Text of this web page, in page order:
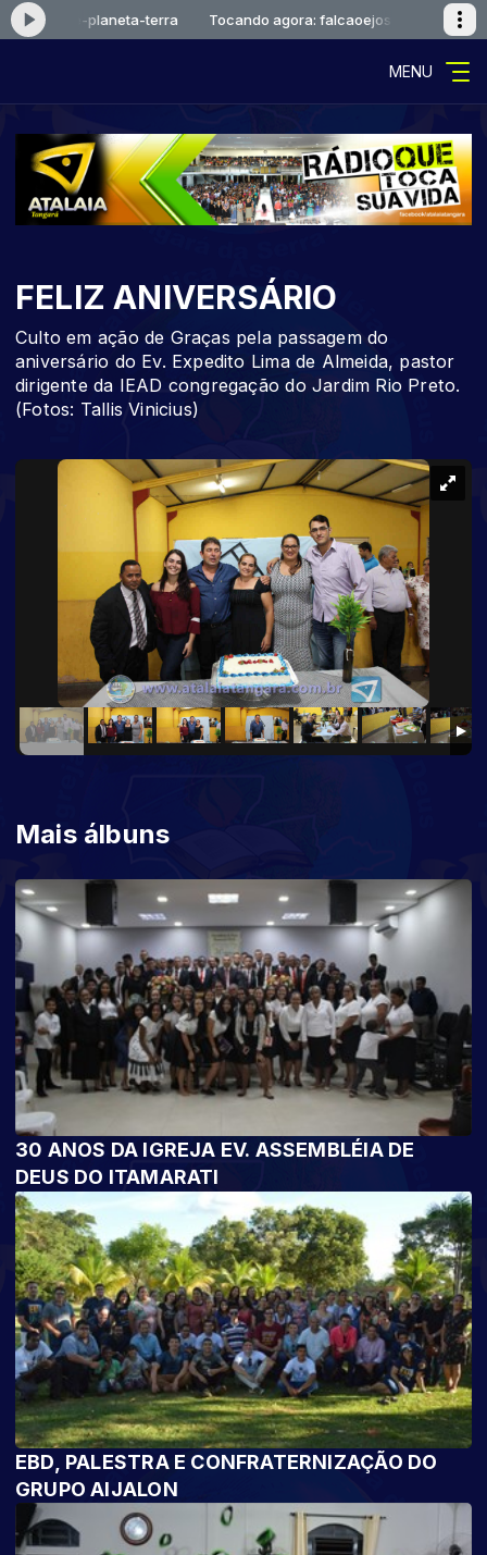
planeta-terra Tocando agora: falcaoejosue-planeta-
MENU
FELIZ ANIVERSÁRIO
Culto em ação de Graças pela passagem do
aniversário do Ev. Expedito Lima de Almeida, pastor
dirigente da IEAD congregação do Jardim Rio Preto.
(Fotos: Tallis Vinicius)
Mais álbuns
30 ANOS DA IGREJA EV. ASSEMBLÉIA DE
DEUS DO ITAMARATI
EBD, PALESTRA E CONFRATERNIZAÇÃO DO
GRUPO AIJALON